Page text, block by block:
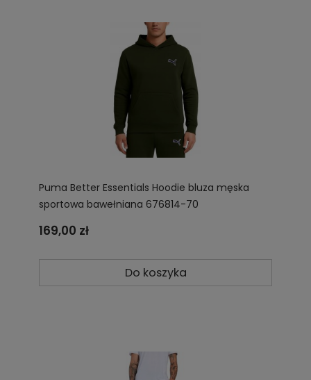
Puma Better Essentials Hoodie bluza męska
sportowa bawełniana 676814-70
169,00 zł
Do koszyka